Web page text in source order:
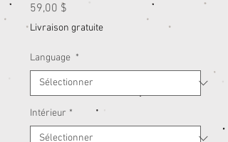
59,00 $
Livraison gratuite
Language *
Intérieur *